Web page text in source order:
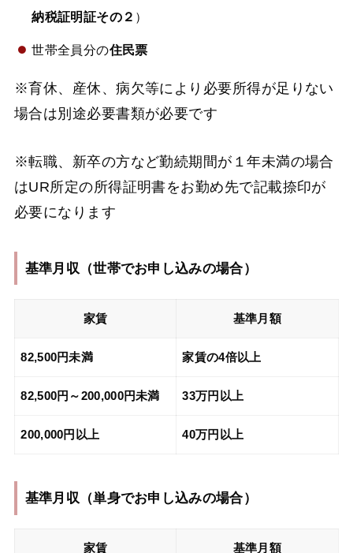
納税証明証その２ ）
世帯全員分の住民票
※育休、産休、病欠等により必要所得が足りない
場合は別途必要書類が必要です
※転職、新卒の方など勤続期間が１年未満の場合
はUR所定の所得証明書をお勤め先で記載捺印が
必要になります
基準月収（世帯でお申し込みの場合）
家賃 基準月額
82,500円未満 家賃の4倍以上
82,500円～200,000円未満 33万円以上
200,000円以上 40万円以上
基準月収（単身でお申し込みの場合）
家賃 基準月額